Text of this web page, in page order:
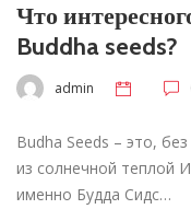
Что
Buddha seeds?
admin
Budha Seeds – это,
из солнечной теплой
именно Будда Сидс…